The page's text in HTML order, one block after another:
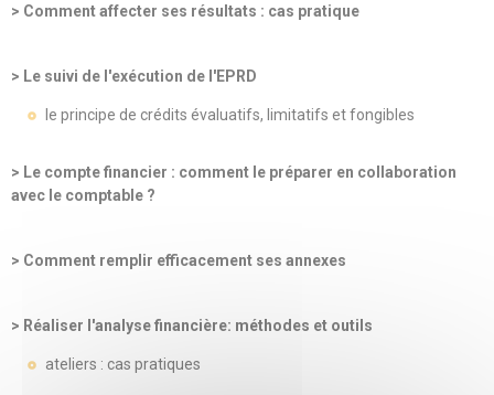
> Comment affecter ses résultats : cas pratique
> Le suivi de l'exécution de l'EPRD
le principe de crédits évaluatifs, limitatifs et fongibles
> Le compte financier : comment le préparer en collaboration
avec le comptable ?
> Comment remplir efficacement ses annexes
> Réaliser l'analyse financière: méthodes et outils
ateliers : cas pratiques